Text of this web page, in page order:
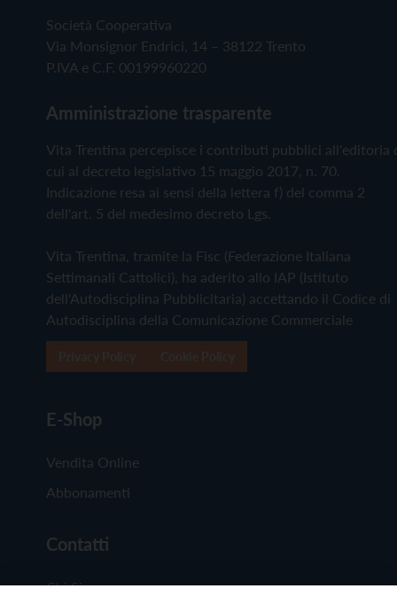
Società Cooperativa
Via Monsignor Endrici, 14 – 38122 Trento
P.IVA e C.F. 00199960220
Amministrazione trasparente
Vita Trentina percepisce i contributi pubblici all'editoria
cui al decreto legislativo 15 maggio 2017, n. 70.
Indicazione resa ai sensi della lettera f) del comma 2
dell'art. 5 del medesimo decreto Lgs.
Vita Trentina, tramite la Fisc (Federazione Italiana
Settimanali Cattolici), ha aderito allo IAP (Istituto
dell'Autodisciplina Pubblicitaria) accettando il Codice di
Autodisciplina della Comunicazione Commerciale
E-Shop
Vendita Online
Abbonamenti
Contatti
Chi Siamo